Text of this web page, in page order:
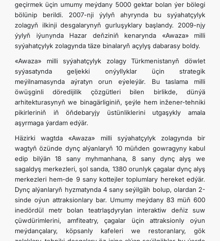
geçirmek üçin umumy meýdany 5000 gektar bolan ýer bölegi
bölünip berildi. 2007-nji ýylyň ahyrynda bu syýahatçylyk
zolagyň ilkinji desgalarynyň gurluşyklary başlandy. 2009-njy
ýylyň iýunynda Hazar deňziniň kenarynda «Awaza» milli
syýahatçylyk zolagynda täze binalaryň açylyş dabarasy boldy.
«Awaza» milli syýahatçylyk zolagy Türkmenistanyň döwlet
syýasatynda geljekki onýyllyklar üçin strategik
meýilnamasynda aýratyn orun eýeleýär. Bu taslama milli
öwüşginli döredijilik çözgütleri bilen birlikde, dünýä
arhitekturasynyň we binagärliginiň, şeýle hem inžener-tehniki
pikirleriniň iň öňdebaryjy üstünliklerini utgaşykly amala
aşyrmaga ýardam edýär.
Häzirki wagtda «Awaza» milli syýahatçylyk zolagynda bir
wagtyň özünde dynç alýanlaryň 10 müňden gowragyny kabul
edip bilýän 18 sany myhmanhana, 8 sany dynç alyş we
sagaldyş merkezleri, şol sanda, 1380 orunlyk çagalar dynç alyş
merkezleri hem-de 9 sany kottejler toplumlary hereket edýär.
Dynç alýanlaryň hyzmatynda 4 sany seýilgäh bolup, olardan 2-
sinde oýun attraksionlary bar. Umumy meýdany 83 müň 600
inedördül metr bolan teatrlaşdyrylan interaktiw deňiz suw
çüwdürimlerini, amfiteatry, çagalar üçin attraksionly oýun
meýdançalary, köpsanly kafeleri we restoranlary, gök